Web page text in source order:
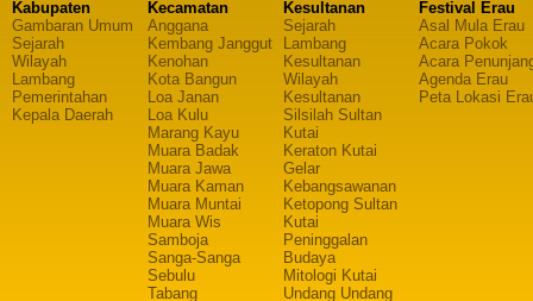
Kabupaten
Gambaran Umum
Sejarah
Wilayah
Lambang
Pemerintahan
Kepala Daerah
Kecamatan
Anggana
Kembang Janggut
Kenohan
Kota Bangun
Loa Janan
Loa Kulu
Marang Kayu
Muara Badak
Muara Jawa
Muara Kaman
Muara Muntai
Muara Wis
Samboja
Sanga-Sanga
Sebulu
Tabang
Kesultanan
Sejarah
Lambang
Kesultanan
Wilayah
Kesultanan
Silsilah Sultan
Kutai
Keraton Kutai
Gelar
Kebangsawanan
Ketopong Sultan
Kutai
Peninggalan
Budaya
Mitologi Kutai
Undang Undang
Festival Erau
Asal Mula Erau
Acara Pokok
Acara
Agenda Erau
Peta Lokasi